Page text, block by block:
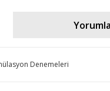
Denemeleri